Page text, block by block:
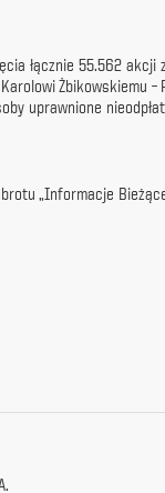
łącznie 55.562 akcji
Żbikowskiemu –
uprawnione
„Informacje